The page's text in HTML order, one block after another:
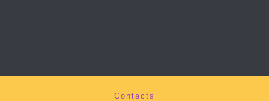
Contacts